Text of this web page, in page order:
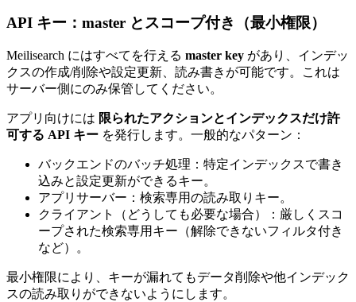
API キー：master とスコープ付き（最小権限）
Meilisearch にはすべてを行える master key があり、インデッ
クスの作成/削除や設定更新、読み書きが可能です。これは
サーバー側にのみ保管してください。
アプリ向けには 限られたアクションとインデックスだけ許
可する API キー を発行します。一般的なパターン：
バックエンドのバッチ処理：特定インデックスで書き
込みと設定更新ができるキー。
アプリサーバー：検索専用の読み取りキー。
クライアント（どうしても必要な場合）：厳しくスコ
ープされた検索専用キー（解除できないフィルタ付き
など）。
最小権限により、キーが漏れてもデータ削除や他インデック
スの読み取りができないようにします。